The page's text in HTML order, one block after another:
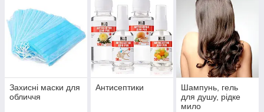
Захисні маски для
обличчя
Антисептики
Шампунь, гель
для душу, рідке
мило